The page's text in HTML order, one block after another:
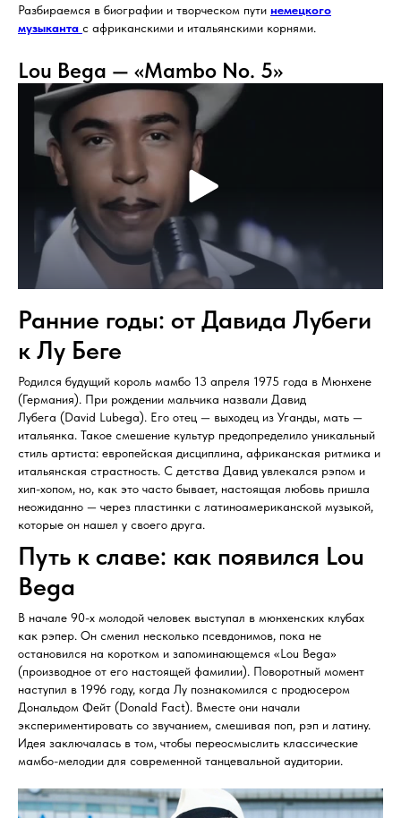
Разбираемся в биографии и творческом пути немецкого
музыканта с африканскими и итальянскими корнями.
Lou Bega — «Mambo No. 5»
Ранние годы: от Давида Лубеги
к Лу Беге
Родился будущий король мамбо 13 апреля 1975 года в Мюнхене
(Германия). При рождении мальчика назвали Давид
Лубега (David Lubega). Его отец — выходец из Уганды, мать —
итальянка. Такое смешение культур предопределило уникальный
стиль артиста: европейская дисциплина, африканская ритмика и
итальянская страстность. С детства Давид увлекался рэпом и
хип-хопом, но, как это часто бывает, настоящая любовь пришла
неожиданно — через пластинки с латиноамериканской музыкой,
которые он нашел у своего друга.
Путь к славе: как появился Lou
Bega
В начале 90-х молодой человек выступал в мюнхенских клубах
как рэпер. Он сменил несколько псевдонимов, пока не
остановился на коротком и запоминающемся «Lou Bega»
(производное от его настоящей фамилии). Поворотный момент
наступил в 1996 году, когда Лу познакомился с продюсером
Дональдом Фейт (Donald Fact). Вместе они начали
экспериментировать со звучанием, смешивая поп, рэп и латину.
Идея заключалась в том, чтобы переосмыслить классические
мамбо-мелодии для современной танцевальной аудитории.